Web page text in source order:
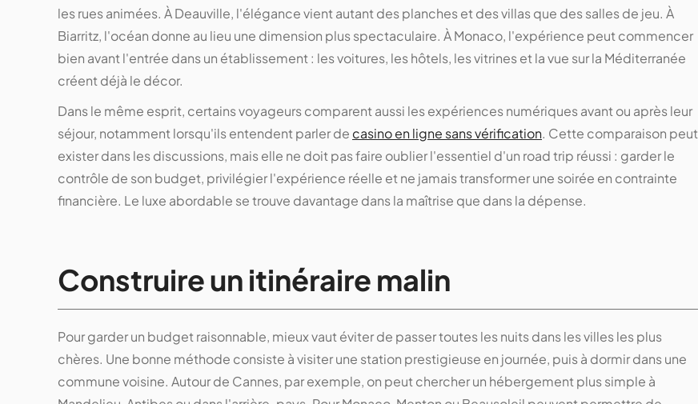
les rues animées. À Deauville, l'élégance vient autant des planches et des villas que des salles de jeu. À
Biarritz, l'océan donne au lieu une dimension plus spectaculaire. À Monaco, l'expérience peut commencer
bien avant l'entrée dans un établissement : les voitures, les hôtels, les vitrines et la vue sur la Méditerranée
créent déjà le décor.
Dans le même esprit, certains voyageurs comparent aussi les expériences numériques avant ou après leur
séjour, notamment lorsqu'ils entendent parler de casino en ligne sans vérification. Cette comparaison peut
exister dans les discussions, mais elle ne doit pas faire oublier l'essentiel d'un road trip réussi : garder le
contrôle de son budget, privilégier l'expérience réelle et ne jamais transformer une soirée en contrainte
financière. Le luxe abordable se trouve davantage dans la maîtrise que dans la dépense.
Construire un itinéraire malin
Pour garder un budget raisonnable, mieux vaut éviter de passer toutes les nuits dans les villes les plus
chères. Une bonne méthode consiste à visiter une station prestigieuse en journée, puis à dormir dans une
commune voisine. Autour de Cannes, par exemple, on peut chercher un hébergement plus simple à